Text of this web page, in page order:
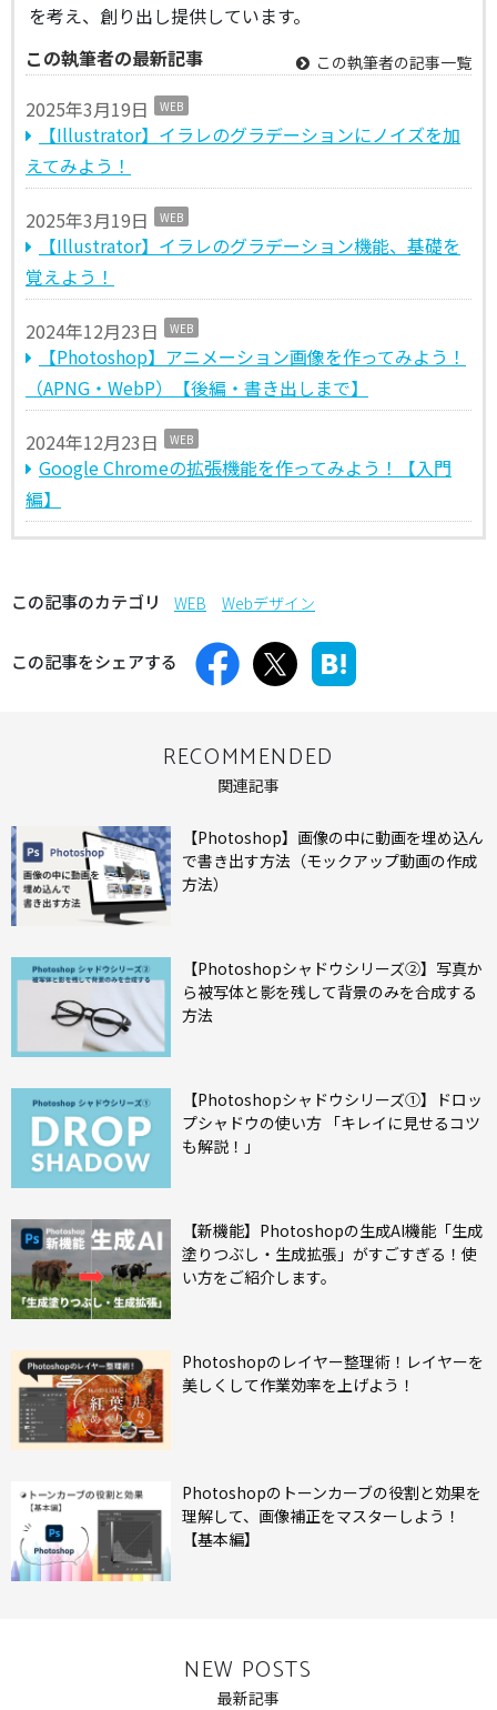
を考え、創り出し提供しています。
この執筆者の最新記事
この執筆者の記事一覧
2025年3月19日 WEB
【Illustrator】イラレのグラデーションにノイズを加
えてみよう！
2025年3月19日 WEB
【Illustrator】イラレのグラデーション機能、基礎を
覚えよう！
2024年12月23日 WEB
【Photoshop】アニメーション画像を作ってみよう！
（APNG・WebP）【後編・書き出しまで】
2024年12月23日 WEB
Google Chromeの拡張機能を作ってみよう！【入門
編】
この記事のカテゴリ WEB Webデザイン
この記事をシェアする
RECOMMENDED
関連記事
【Photoshop】画像の中に動画を埋め込ん
で書き出す方法（モックアップ動画の作成
方法）
【Photoshopシャドウシリーズ②】写真か
ら被写体と影を残して背景のみを合成する
方法
【Photoshopシャドウシリーズ①】ドロッ
プシャドウの使い方 「キレイに見せるコツ
も解説！」
【新機能】Photoshopの生成AI機能「生成
塗りつぶし・生成拡張」がすごすぎる！使
い方をご紹介します。
Photoshopのレイヤー整理術！レイヤーを
美しくして作業効率を上げよう！
Photoshopのトーンカーブの役割と効果を
理解して、画像補正をマスターしよう！
【基本編】
NEW POSTS
最新記事